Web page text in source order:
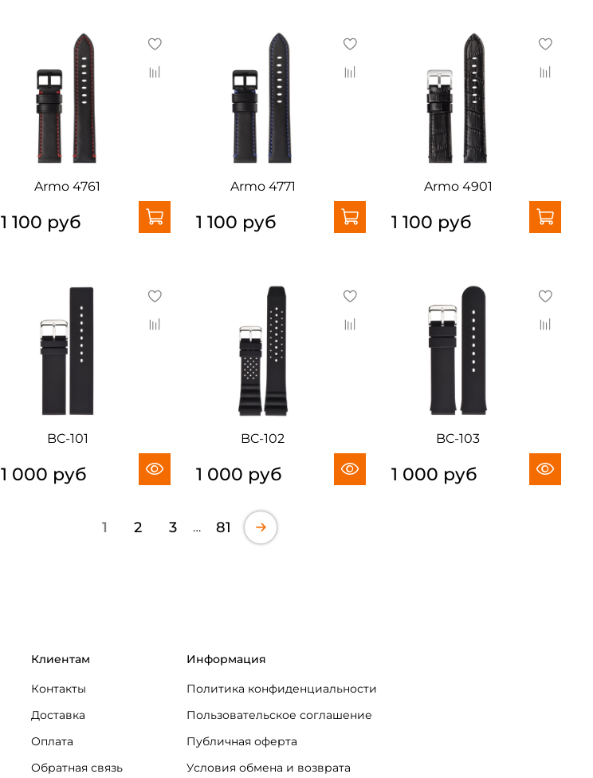
Armo 4761
1 100 руб
Armo 4771
1 100 руб
Armo 4901
1 100 руб
BC-101
1 000 руб
BC-102
1 000 руб
BC-103
1 000 руб
1 2 3 … 81
Клиентам
Контакты
Доставка
Оплата
Обратная связь
Информация
Политика конфиденциальности
Пользовательское соглашение
Публичная оферта
Условия обмена и возврата